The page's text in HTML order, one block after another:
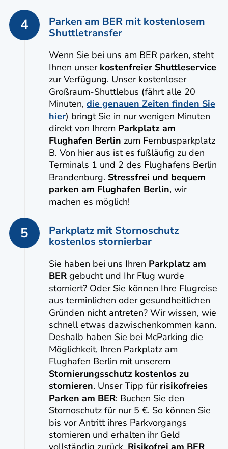
4
Parken am BER mit kostenlosem
Shuttletransfer
Wenn Sie bei uns am BER parken, steht
Ihnen unser kostenfreier Shuttleservice
zur Verfügung. Unser kostenloser
Großraum-Shuttlebus (fährt alle 20
Minuten, die genauen Zeiten finden Sie
hier) bringt Sie in nur wenigen Minuten
direkt von Ihrem Parkplatz am
Flughafen Berlin zum Fernbusparkplatz
B. Von hier aus ist es fußläufig zu den
Terminals 1 und 2 des Flughafens Berlin
Brandenburg. Stressfrei und bequem
parken am Flughafen Berlin, wir
machen es möglich!
5
Parkplatz mit Stornoschutz
kostenlos stornierbar
Sie haben bei uns Ihren Parkplatz am
BER gebucht und Ihr Flug wurde
storniert? Oder Sie können Ihre Flugreise
aus terminlichen oder gesundheitlichen
Gründen nicht antreten? Wir wissen, wie
schnell etwas dazwischenkommen kann.
Deshalb haben Sie bei McParking die
Möglichkeit, Ihren Parkplatz am
Flughafen Berlin mit unserem
Stornierungsschutz kostenlos zu
stornieren. Unser Tipp für risikofreies
Parken am BER: Buchen Sie den
Stornoschutz für nur 5 €. So können Sie
bis vor Antritt ihres Parkvorgangs
stornieren und erhalten ihr Geld